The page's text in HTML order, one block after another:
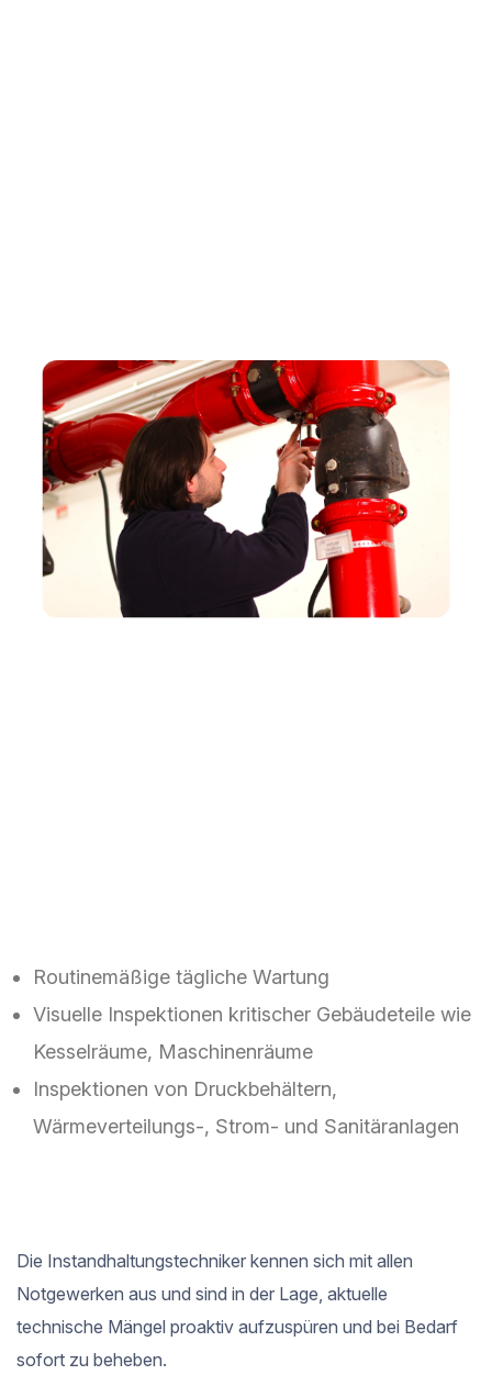
Routinemäßige tägliche Wartung
Visuelle Inspektionen kritischer Gebäudeteile wie
Kesselräume, Maschinenräume
Inspektionen von Druckbehältern,
Wärmeverteilungs-, Strom- und Sanitäranlagen
Die Instandhaltungstechniker kennen sich mit allen
Notgewerken aus und sind in der Lage, aktuelle
technische Mängel proaktiv aufzuspüren und bei Bedarf
sofort zu beheben.